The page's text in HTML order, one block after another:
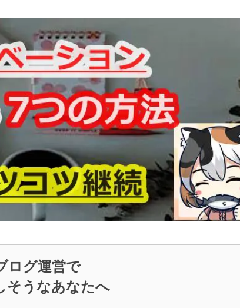
ログ運営で
そうなあなたへ